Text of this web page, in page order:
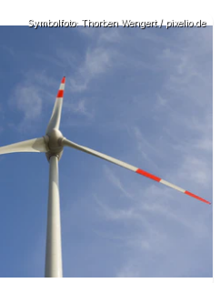
Symbolfoto: Thorben Wengert / pixelio.de